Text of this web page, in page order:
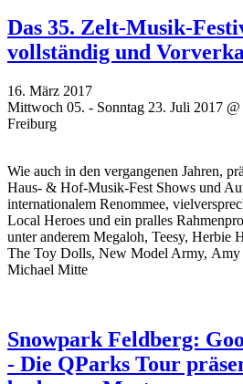
Das 35. Zelt-Musik-
vollständig und
16. März 2017
Mittwoch 05. - Sonntag 23. Juli 2017
Freiburg
Wie auch in den vergangenen Jahren,
Haus- & Hof-Musik-Fest Shows und
internationalem Renommee,
Local Heroes und ein pralles
unter anderem Megaloh, Teesy, Herbie
The Toy Dolls, New Model Army, Amy
Michael Mitte
Snowpark Feldberg:
- Die QParks Tour